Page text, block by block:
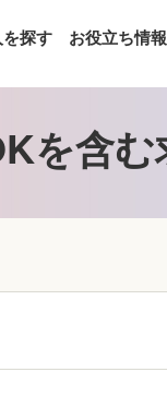
探す お役立ち情報
を含む